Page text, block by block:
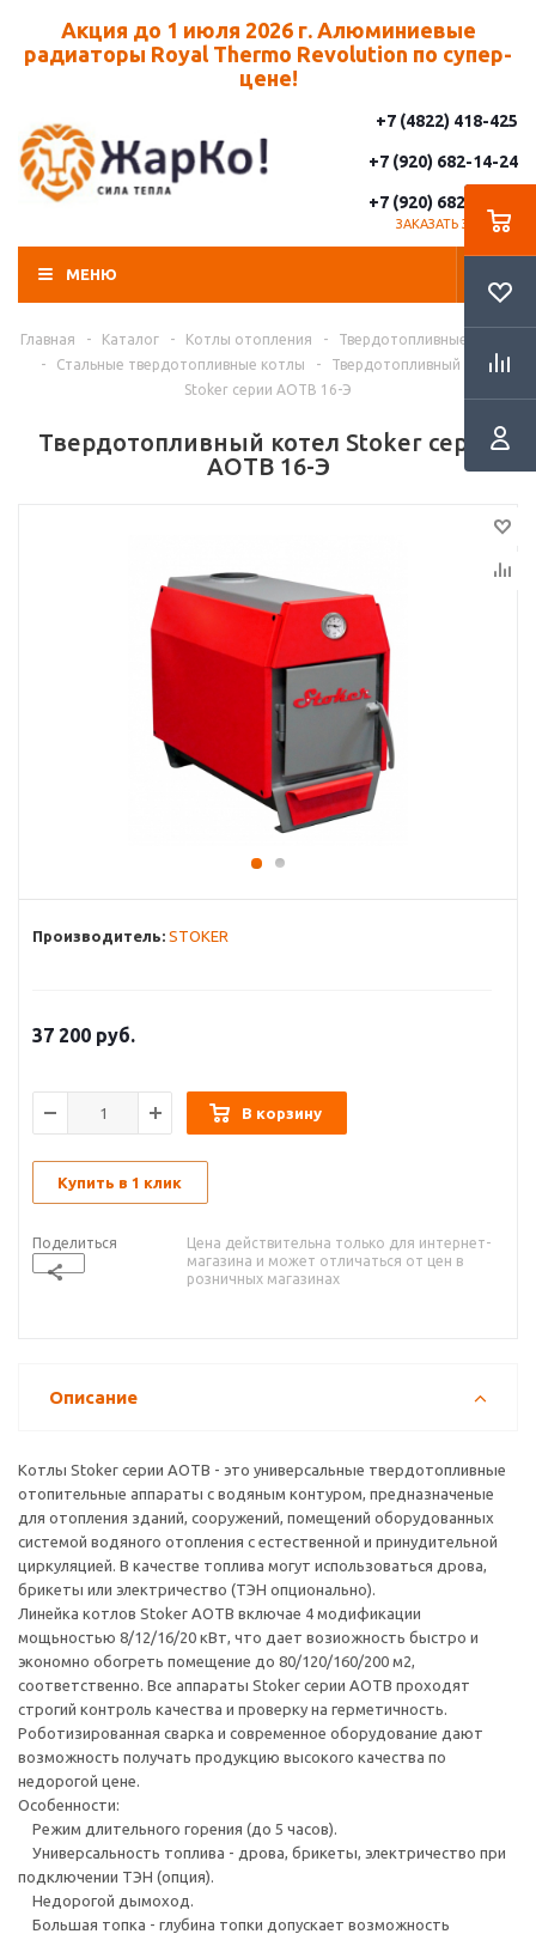
Акция до 1 июля 2026 г. Алюминиевые
радиаторы Royal Thermo Revolution по супер-
цене!
+7 (4822) 418-425
+7 (920) 682-14-24
+7 (920) 682-14-25
ЗАКАЗАТЬ ЗВОНОК
МЕНЮ
Главная - Каталог - Котлы отопления -
Твердотопливные котлы
-
Стальные твердотопливные котлы -
Твердотопливный котел
Stoker серии АОТВ 16-Э
Твердотопливный котел Stoker серии
АОТВ 16-Э
Производитель: STOKER
37 200 руб.
В корзину
Купить в 1 клик
Поделиться
Цена действительна только для интернет-
магазина и может отличаться от цен в
розничных магазинах
Описание
Котлы Stoker серии АОТВ - это универсальные твердотопливные
отопительные аппараты с водяным контуром, предназначеные
для отопления зданий, сооружений, помещений оборудованных
системой водяного отопления с естественной и принудительной
циркуляцией. В качестве топлива могут использоваться дрова,
брикеты или электричество (ТЭН опционально).
Линейка котлов Stoker АОТВ включае 4 модификации
мощьностью 8/12/16/20 кВт, что дает возиожность быстро и
экономно обогреть помещение до 80/120/160/200 м2,
соответственно. Все аппараты Stoker серии АОТВ проходят
строгий контроль качества и проверку на герметичность.
Роботизированная сварка и современное оборудование дают
возможность получать продукцию высокого качества по
недорогой цене.
Особенности:
Режим длительного горения (до 5 часов).
Универсальность топлива - дрова, брикеты, электричество при
подключении ТЭН (опция).
Недорогой дымоход.
Большая топка - глубина топки допускает возможность